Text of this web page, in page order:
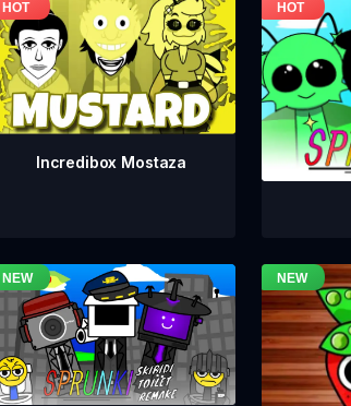
Incredibox Mostaza